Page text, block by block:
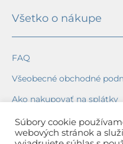
Všetko o nákupe
FAQ
Všeobecné obchodné
Ako nakupovať na splátky
Ochrana osobných údajov
Reklamačný poriadok
Súbory cookie
webových stránok a